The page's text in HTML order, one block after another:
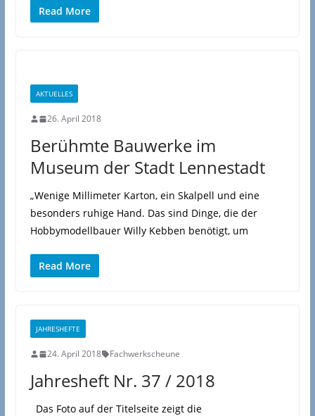
Read More
AKTUELLES
26. April 2018
Berühmte Bauwerke im
Museum der Stadt Lennestadt
„Wenige Millimeter Karton, ein Skalpell und eine
besonders ruhige Hand. Das sind Dinge, die der
Hobbymodellbauer Willy Kebben benötigt, um
Read More
JAHRESHEFTE
24. April 2018 Fachwerkscheune
Jahresheft Nr. 37 / 2018
Das Foto auf der Titelseite zeigt die